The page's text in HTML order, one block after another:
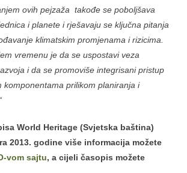
ovih pejzaža takođe se poboljšava
i planete i rješavaju se ključna pitanja
klimatskim promjenama i rizicima.
vremenu je da se uspostavi veza
i da se promoviše integrisani pristup
komponentama prilikom planiranja i
World Heritage (Svjetska baština)
2013. godine više informacija možete
vom sajtu, a cijeli časopis možete